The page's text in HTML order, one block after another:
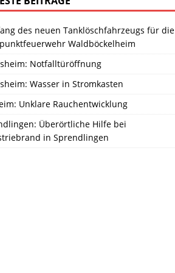
des neuen Tanklöschfahrzeugs für die
Waldböckelheim
Notfalltüröffnung
Wasser in Stromkasten
Unklare Rauchentwicklung
Überörtliche Hilfe bei
in Sprendlingen